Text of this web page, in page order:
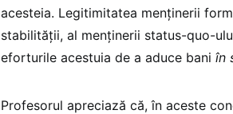
acesteia. Legitimitatea menținerii
stabilității, al menținerii status-quo-
eforturile acestuia de a aduce bani în
Profesorul apreciază că, în aceste